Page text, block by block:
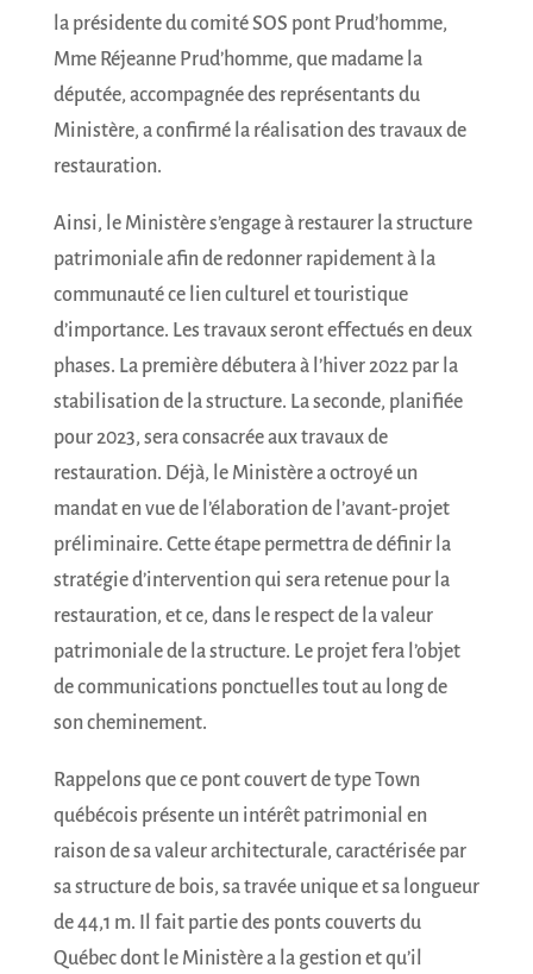
la présidente du comité SOS pont Prud’homme,
Mme Réjeanne Prud’homme, que madame la
députée, accompagnée des représentants du
Ministère, a confirmé la réalisation des travaux de
restauration.
Ainsi, le Ministère s’engage à restaurer la structure
patrimoniale afin de redonner rapidement à la
communauté ce lien culturel et touristique
d’importance. Les travaux seront effectués en deux
phases. La première débutera à l’hiver 2022 par la
stabilisation de la structure. La seconde, planifiée
pour 2023, sera consacrée aux travaux de
restauration. Déjà, le Ministère a octroyé un
mandat en vue de l’élaboration de l’avant-projet
préliminaire. Cette étape permettra de définir la
stratégie d’intervention qui sera retenue pour la
restauration, et ce, dans le respect de la valeur
patrimoniale de la structure. Le projet fera l’objet
de communications ponctuelles tout au long de
son cheminement.
Rappelons que ce pont couvert de type Town
québécois présente un intérêt patrimonial en
raison de sa valeur architecturale, caractérisée par
sa structure de bois, sa travée unique et sa longueur
de 44,1 m. Il fait partie des ponts couverts du
Québec dont le Ministère a la gestion et qu’il